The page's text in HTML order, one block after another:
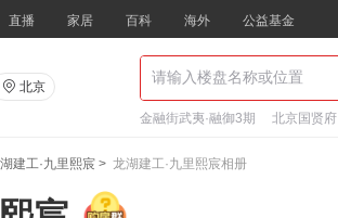
直播 家居 百科 海外 公益基金
 北京
金融街武夷·融御3期 北京国贤府
建工·九里熙宸 > 龙湖建工·九里熙宸相册